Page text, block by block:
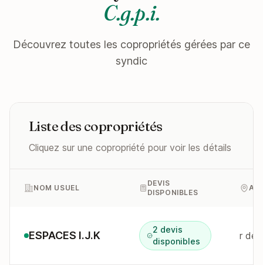
C.g.p.i.
Découvrez toutes les copropriétés gérées par ce
syndic
Liste des copropriétés
Cliquez sur une copropriété pour voir les détails
NOM USUEL
DEVIS
DISPONIBLES
ESPACES I.J.K
2 devis
disponibles
r